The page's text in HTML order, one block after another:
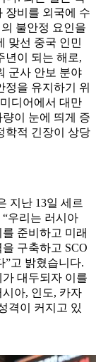
장비를 외국에 수
불안정 요인을
맞선 중국 인민
년이 되는 해로,
군사 안보 분야
정을 유지하기 위
디어에서 대만
이 눈에 띄게 증
학적 긴장이 상당
지난 13일 세르
우리는 러시아
준비하고 미래
구축하고 SCO
”고 밝혔습니다.
대두되자 이를
아, 인도, 카자
격이 커지고 있